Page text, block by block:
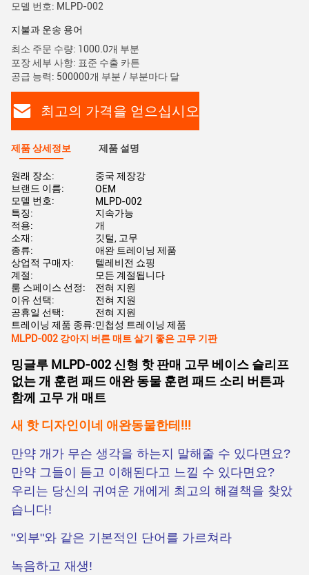
모델 번호: MLPD-002
지불과 운송 용어
최소 주문 수량: 1000.0개 부분
포장 세부 사항: 표준 수출 카튼
공급 능력: 500000개 부분 / 부분마다 달
최고의 가격을 얻으십시오
제품 상세정보 제품 설명
원래 장소:
중국 제장강
브랜드 이름:
OEM
모델 번호:
MLPD-002
특징:
지속가능
적용:
개
소재:
깃털, 고무
종류:
애완 트레이닝 제품
상업적 구매자:
텔레비전 쇼핑
계절:
모든 계절됩니다
룸 스페이스 선정:
전혀 지원
이유 선택:
전혀 지원
공휴일 선택:
전혀 지원
트레이닝 제품 종류:민첩성 트레이닝 제품
MLPD-002 강아지 버튼 매트 살기 좋은 고무 기판
밍글루 MLPD-002 신형 핫 판매 고무 베이스 슬리프
없는 개 훈련 패드 애완 동물 훈련 패드 소리 버튼과
함께 고무 개 매트
새 핫 디자인이네 애완동물한테!!!
만약 개가 무슨 생각을 하는지 말해줄 수 있다면요?
만약 그들이 듣고 이해된다고 느낄 수 있다면요?
우리는 당신의 귀여운 개에게 최고의 해결책을 찾았
습니다!
"외부"와 같은 기본적인 단어를 가르쳐라
녹음하고 재생!